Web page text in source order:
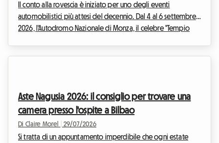
Roomlala
Il conto alla rovescia è iniziato per uno degli eventi
automobilistici più attesi del decennio. Dal 4 al 6 settembre
2026, l'Autodromo Nazionale di Monza, il celebre "Tempio
rapidamente in un vero percorso a os...
Aste Nagusia 2026: il consiglio per trovare una
camera presso l'ospite a Bilbao
Di Claire Morel 29/07/2026
Si tratta di un appuntamento imperdibile che ogni estate